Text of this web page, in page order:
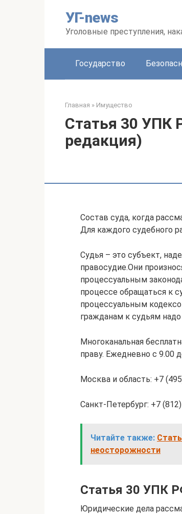
УГ-news
Уголовные преступления,
Государство
Главная » Имущество
Статья 30 УПК
редакция)
Состав суда, когда
Для каждого судебного
Судья – это субъект,
правосудие.Они
процессуальным
процессе обращаться к
процессуальным
гражданам к судьям
Многоканальная
праву. Ежедневно с 9.00
Москва и область: +7
Санкт-Петербург: +7
Читайте также:
неосторожности
Статья 30 УПК
Юридические дела